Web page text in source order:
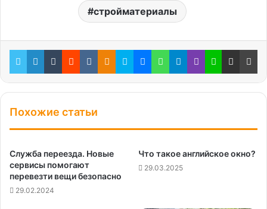
стройматериалы
TwitterLinkedInTumblrRedditВконтакте
Одноклассники
SkypeMessenger
WhatsApp
Telegram
ViberLine Поделиться через электронную почту
Похожие статьи
Служба переезда. Новые
сервисы помогают
перевезти вещи безопасно
29.02.2024
Что такое английское окно?
29.03.2025